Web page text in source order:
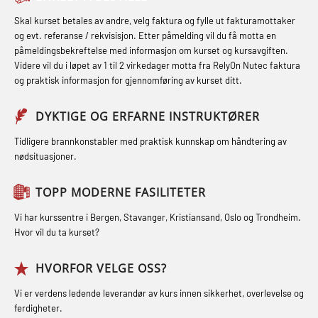
Førstehjelp – repetisjon (OFA102)
Førstehjelp grunnkurs (OFABLE101)
GOC sertifikat grunnleggende
GOC sertifikat repetisjon (GMDSS)
(MRC102)
oljearbeidere (OBS1055)
GWO: BST – Offshore (Blended with
Adaptive e-learning + practical)
(RBSBLE018)
GWO: BST – Offshore (Blended: e-
learning practical) (RBSBLE001)
STCW kombi oppdatering offiserer
og med.behandling (MBS134)
STCW Kombi Oppdatering Offiserer
og Medisinsk Behandling med
Webinar (MBS1341)
STCW Oppdatering for offiserer 24 t
(MBS114)
STCW Medisinsk førstehjelp (MFA1081)
STCW Medisinsk førstehjelp
oppdatering (MBSBLE025)
STCW Oppdatering Medisinsk
Påbygging fra Offshore Norge til
Hjertestarter brukerkurs (OFA107)
Røykdykking industrivern –
repetisjon (LFI105)
oppdrettsanlegg (LBS100)
Ulykkesgransking – Webinar (LSP103)
(LFI100)
Skal kurset betales av andre, velg faktura og fylle ut fakturamottaker
og evt. referanse / rekvisisjon. Etter påmelding vil du få motta en
påmeldingsbekreftelse med informasjon om kurset og kursavgiften.
Videre vil du i løpet av 1 til 2 virkedager motta fra RelyOn Nutec faktura
og praktisk informasjon for gjennomføring av kurset ditt.
DYKTIGE OG ERFARNE INSTRUKTØRER
Tidligere brannkonstabler med praktisk kunnskap om håndtering av
nødsituasjoner.
TOPP MODERNE FASILITETER
Vi har kurssentre i Bergen, Stavanger, Kristiansand, Oslo og Trondheim.
Hvor vil du ta kurset?
HVORFOR VELGE OSS?
Vi er verdens ledende leverandør av kurs innen sikkerhet, overlevelse og
ferdigheter.